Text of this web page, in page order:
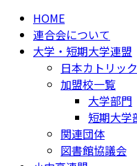
HOME
連合会について
大学・短期大学連盟
日本カトリッ
加盟校一覧
大学部門
短期大学
関連団体
図書館協議会